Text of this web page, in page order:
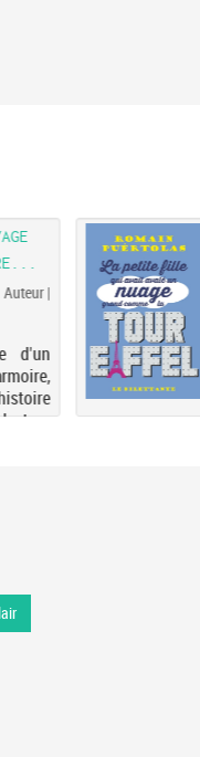
|
d'un
et